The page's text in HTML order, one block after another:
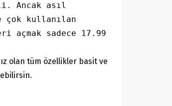
Ancak asıl
çok kullanılan
sadece 17.99
olan tüm özellikler basit ve